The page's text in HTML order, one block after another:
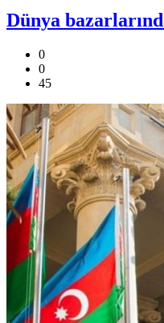
Dünya
0
0
45